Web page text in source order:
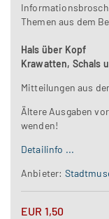
Themen aus dem
Hals über Kopf
Krawatten, Schals
Mitteilungen aus
Ältere Ausgaben
wenden!
Detailinfo ...
Anbieter:
EUR 1,50